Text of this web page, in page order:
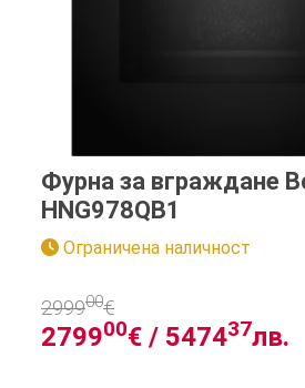
Фурна за вграждане
HNG978QB1
Ограничена наличност
279900€ / 547437лв.
299900€